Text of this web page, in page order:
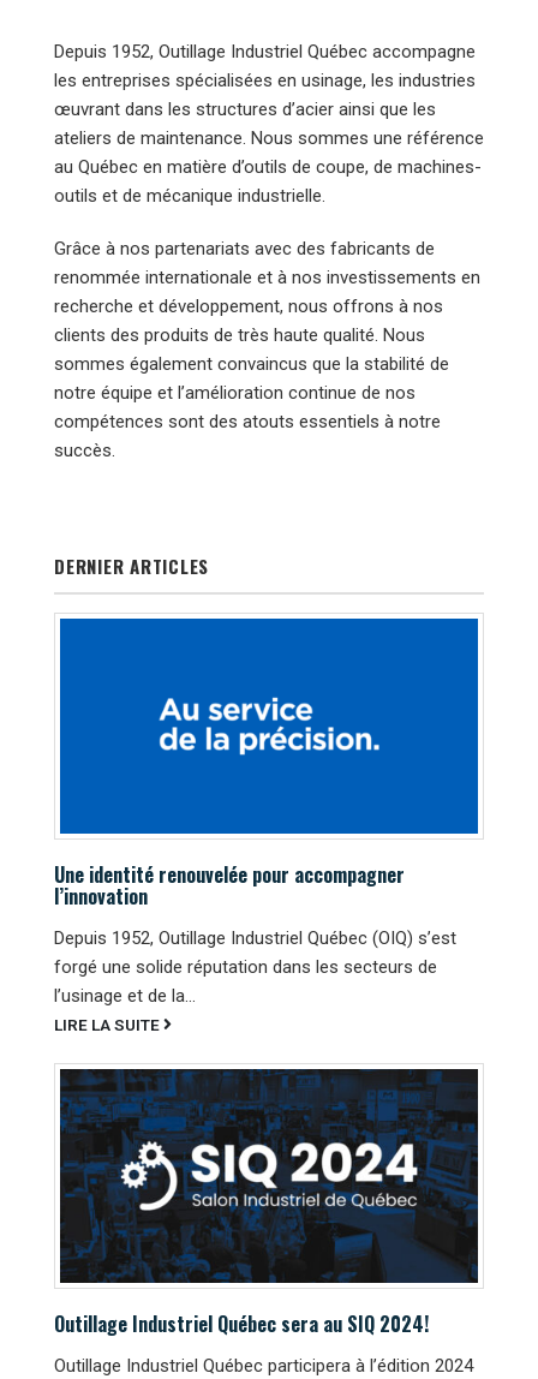
Depuis 1952, Outillage Industriel Québec accompagne
les entreprises spécialisées en usinage, les industries
œuvrant dans les structures d’acier ainsi que les
ateliers de maintenance. Nous sommes une référence
au Québec en matière d’outils de coupe, de machines-
outils et de mécanique industrielle.
Grâce à nos partenariats avec des fabricants de
renommée internationale et à nos investissements en
recherche et développement, nous offrons à nos
clients des produits de très haute qualité. Nous
sommes également convaincus que la stabilité de
notre équipe et l’amélioration continue de nos
compétences sont des atouts essentiels à notre
succès.
DERNIER ARTICLES
Une identité renouvelée pour accompagner
l’innovation
Depuis 1952, Outillage Industriel Québec (OIQ) s’est
forgé une solide réputation dans les secteurs de
l’usinage et de la...
LIRE LA SUITE
Outillage Industriel Québec sera au SIQ 2024!
Outillage Industriel Québec participera à l’édition 2024